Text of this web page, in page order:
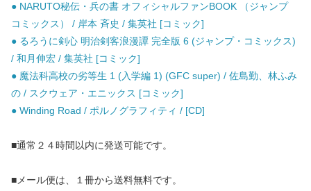
● NARUTO秘伝・兵の書 オフィシャルファンBOOK （ジャンプ
コミックス） / 岸本 斉史 / 集英社 [コミック]
● るろうに剣心 明治剣客浪漫譚 完全版 6 (ジャンプ・コミックス)
/ 和月伸宏 / 集英社 [コミック]
● 魔法科高校の劣等生 1 (入学編 1) (GFC super) / 佐島勤、林ふみ
の / スクウェア・エニックス [コミック]
● Winding Road / ポルノグラフィティ / [CD]
■通常２４時間以内に発送可能です。
■メール便は、１冊から送料無料です。